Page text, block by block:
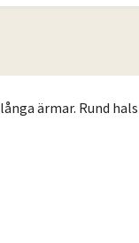
ärmar. Rund